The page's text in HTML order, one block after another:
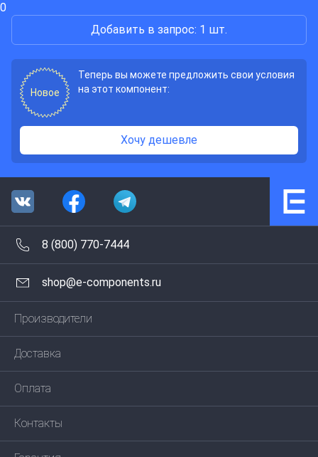
0
Добавить в запрос: 1 шт.
Новое
Теперь вы можете предложить свои условия
на этот компонент:
Хочу дешевле
8 (800) 770-7444
shop@e-components.ru
Производители
Доставка
Оплата
Контакты